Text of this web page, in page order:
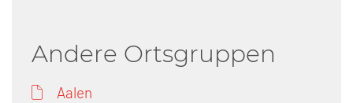
Andere Ortsgruppen
Aalen